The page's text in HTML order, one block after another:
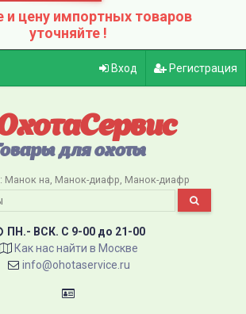
и цену импортных товаров
уточняйте !
Вход Регистрация
для охоты
Манок на Манок-диафр Манок-диафр
ПН.- ВСК. C 9-00 до 21-00
Как нас найти в Москве
info@ohotaservice.ru